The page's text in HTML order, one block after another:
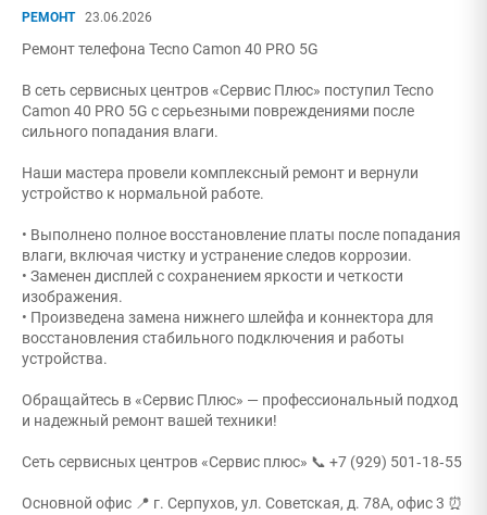
РЕМОНТ 23.06.2026
Ремонт телефона Tecno Camon 40 PRO 5G
В сеть сервисных центров «Сервис Плюс» поступил Tecno
Camon 40 PRO 5G с серьезными повреждениями после
сильного попадания влаги.
Наши мастера провели комплексный ремонт и вернули
устройство к нормальной работе.
• Выполнено полное восстановление платы после попадания
влаги, включая чистку и устранение следов коррозии.
• Заменен дисплей с сохранением яркости и четкости
изображения.
• Произведена замена нижнего шлейфа и коннектора для
восстановления стабильного подключения и работы
устройства.
Обращайтесь в «Сервис Плюс» — профессиональный подход
и надежный ремонт вашей техники!
Сеть сервисных центров «Сервис плюс» 📞 +7 (929) 501‑18‑55
Основной офис 📍 г. Серпухов, ул. Советская, д. 78А, офис 3 ⏰